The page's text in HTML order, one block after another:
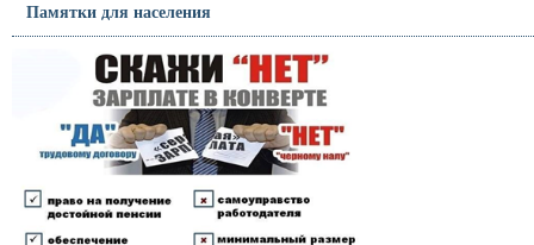
Памятки для населения